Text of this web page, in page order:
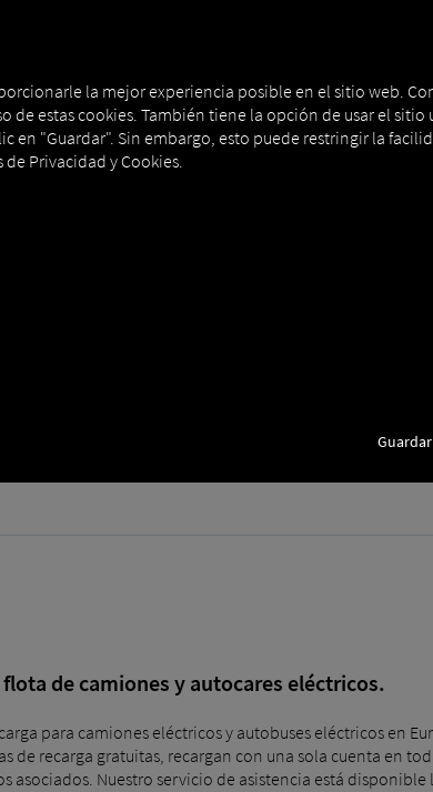
de camiones y autocares eléctricos.
para camiones eléctricos y autobuses eléctricos en
de recarga gratuitas, recargan con una sola cuenta en
Nuestro servicio de asistencia está disponible
la mejor experiencia posible en el sitio web.
de estas cookies. También tiene la opción de usar el sitio
en "Guardar". Sin embargo, esto puede restringir la
Privacidad y Cookies.
Guardar